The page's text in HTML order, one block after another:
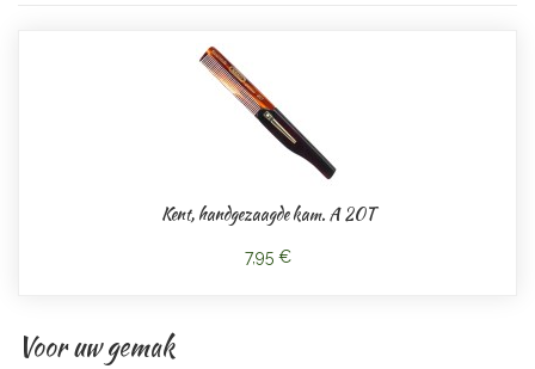
Kent, handgezaagde kam. A 20T
7,95 €
Voor uw gemak